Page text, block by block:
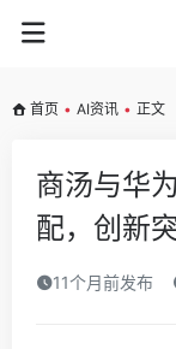
首页 • AI资讯 • 正文
商汤与华
配，创新
11个月前发布